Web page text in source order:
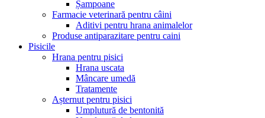
Șampoane
Farmacie veterinară pentru câini
Aditivi pentru hrana animalelor
Produse antiparazitare pentru caini
Pisicile
Hrana pentru pisici
Hrana uscata
Mâncare umedă
Tratamente
Așternut pentru pisici
Umplutură de bentonită